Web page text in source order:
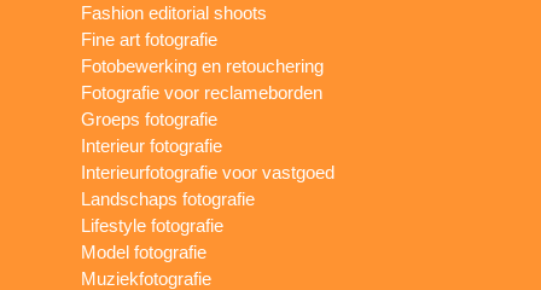
Fashion editorial shoots
Fine art fotografie
Fotobewerking en retouchering
Fotografie voor reclameborden
Groeps fotografie
Interieur fotografie
Interieurfotografie voor vastgoed
Landschaps fotografie
Lifestyle fotografie
Model fotografie
Muziekfotografie